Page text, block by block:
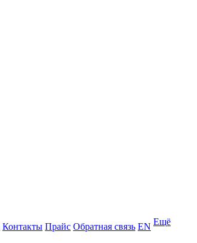
Контакты Прайс Обратная связь EN Ещё